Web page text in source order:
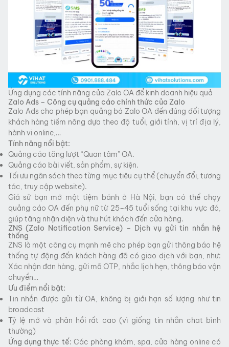
Ứng dụng các tính năng của Zalo OA để kinh doanh hiệu quả
Zalo Ads – Công cụ quảng cáo chính thức của Zalo
Zalo Ads cho phép bạn quảng bá Zalo OA đến đúng đối tượng
khách hàng tiềm năng dựa theo độ tuổi, giới tính, vị trí địa lý,
hành vi online,…
Tính năng nổi bật:
Quảng cáo tăng lượt “Quan tâm” OA.
Quảng cáo bài viết, sản phẩm, sự kiện.
Tối ưu ngân sách theo từng mục tiêu cụ thể (chuyển đổi, tương
tác, truy cập website).
Giả sử bạn mở một tiệm bánh ở Hà Nội, bạn có thể chạy
quảng cáo OA đến phụ nữ từ 25–45 tuổi sống tại khu vực đó,
giúp tăng nhận diện và thu hút khách đến cửa hàng.
ZNS (Zalo Notification Service) – Dịch vụ gửi tin nhắn hệ
thống
ZNS là một công cụ mạnh mẽ cho phép bạn gửi thông báo hệ
thống tự động đến khách hàng đã có giao dịch với bạn, như:
Xác nhận đơn hàng, gửi mã OTP, nhắc lịch hẹn, thông báo vận
chuyển…
Ưu điểm nổi bật:
Tin nhắn được gửi từ OA, không bị giới hạn số lượng như tin
broadcast
Tỷ lệ mở và phản hồi rất cao (vì giống tin nhắn chat bình
thường)
Ứng dụng thực tế: Các phòng khám, spa, cửa hàng online có